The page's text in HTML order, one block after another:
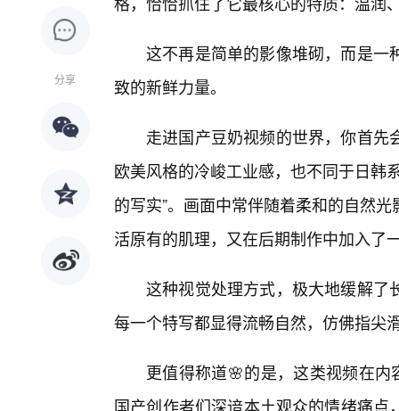
分享
这不再是简单的影像堆砌，而是一
致的新鲜力量。
走进国产豆奶视频的世界，你首
欧美风格的冷峻工业感，也不同于日韩
的写实”。画面中常伴随着柔和的自然
活原有的肌理，又在后期制作中加入了
这种视觉处理方式，极大地缓解了
每一个特写都显得流畅自然，仿佛指尖
更值得称道🌸的是，这类视频在内
国产创作者们深谙本土观众的情绪痛